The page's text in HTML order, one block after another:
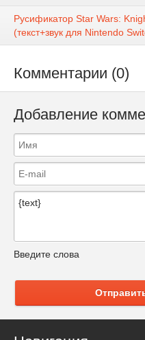
Русификатор Star Wars:
(текст+звук для Nintendo
Комментарии (0)
Добавление
Введите слова